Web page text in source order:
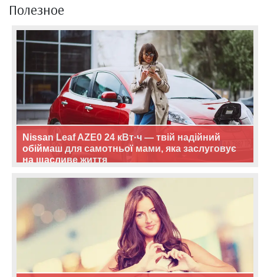
Полезное
Nissan Leaf AZE0 24 кВт·ч — твій надійний
обіймаш для самотньої мами, яка заслуговує
на щасливе життя